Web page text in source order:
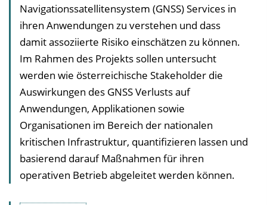
Navigationssatellitensystem (GNSS) Services in
ihren Anwendungen zu verstehen und dass
damit assoziierte Risiko einschätzen zu können.
Im Rahmen des Projekts sollen untersucht
werden wie österreichische Stakeholder die
Auswirkungen des GNSS Verlusts auf
Anwendungen, Applikationen sowie
Organisationen im Bereich der nationalen
kritischen Infrastruktur, quantifizieren lassen und
basierend darauf Maßnahmen für ihren
operativen Betrieb abgeleitet werden können.